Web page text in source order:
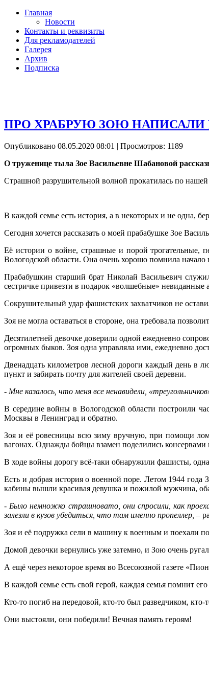
Главная
Новости
Контакты и реквизиты
Для рекламодателей
Галерея
Архив
Подписка
ПРО ХРАБРУЮ ЗОЮ НАПИСАЛИ
Опубликовано 08.05.2020 08:01 | Просмотров: 1189
О труженице тыла Зое Васильевне Шабановой
Страшной разрушительной волной прокатилась по нашей
В каждой семье есть история, а в некоторых и не одна,
Сегодня хочется рассказать о моей прабабушке Зое
Её истории о войне, страшные и порой трогательные,
Вологодской области. Она очень хорошо помнила начало
Прабабушкин старший брат Николай Васильевич
сестричке привезти в подарок «волшебные»
Сокрушительный удар фашистских захватчиков не
Зоя не могла оставаться в стороне, она требовала
Десятилетней девочке доверили одной ежедневно
огромных быков. Зоя одна управляла ими, ежедневно
Двенадцать километров лесной дороги каждый день в
пункт и забирать почту для жителей своей деревни.
- Мне казалось, что меня все ненавидели,
В середине войны в Вологодской области построили
Москвы в Ленинград и обратно.
Зоя и её ровесницы всю зиму вручную, при помощи
вагонах. Однажды бойцы взамен поделились
В ходе войны дорогу всё-таки обнаружили фашисты,
Есть и добрая история о военной поре. Летом 1944
кабины вышли красивая девушка и пожилой мужчина,
- Было немножко страшновато, они спросили, как
залезли в кузов убедиться, что там именно пропеллер, –
Зоя и её подружка сели в машину к военным и поехали
Домой девочки вернулись уже затемно, и Зою очень
А ещё через некоторое время во Всесоюзной газете
В каждой семье есть свой герой, каждая семья помнит
Кто-то погиб на передовой, кто-то был разведчиком,
Они выстояли, они победили! Вечная память героям!